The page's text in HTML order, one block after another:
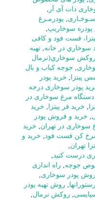
دات آی آر ,
, پودرمـرغ
پودره سوخاریپ,
فست فود و کافی
سوخاري در خانه, تهیه
روکش سوخاري(نرمال
, جوجه کباب و بال
پیتزا , خرید پودر
پودر سوخاری درجه
دستگاه مرغ سوخاری در
, خرید فر پیتزا , خرید
, خرید و فروش پودر
سوخاری در تهران, خرید
کن فست فود, خرید و
تهران,
درست کنید,
جوجه, راه اندازی
پودر سوخاری,
رستورانها, روش تهیه پودر
, روکش نرمال,